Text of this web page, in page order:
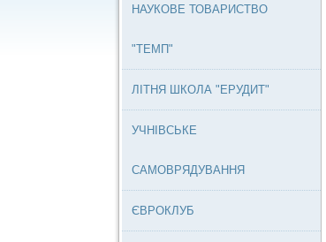
НАУКОВЕ ТОВАРИСТВО
"ТЕМП"
ЛІТНЯ ШКОЛА "ЕРУДИТ"
УЧНІВСЬКЕ
САМОВРЯДУВАННЯ
ЄВРОКЛУБ